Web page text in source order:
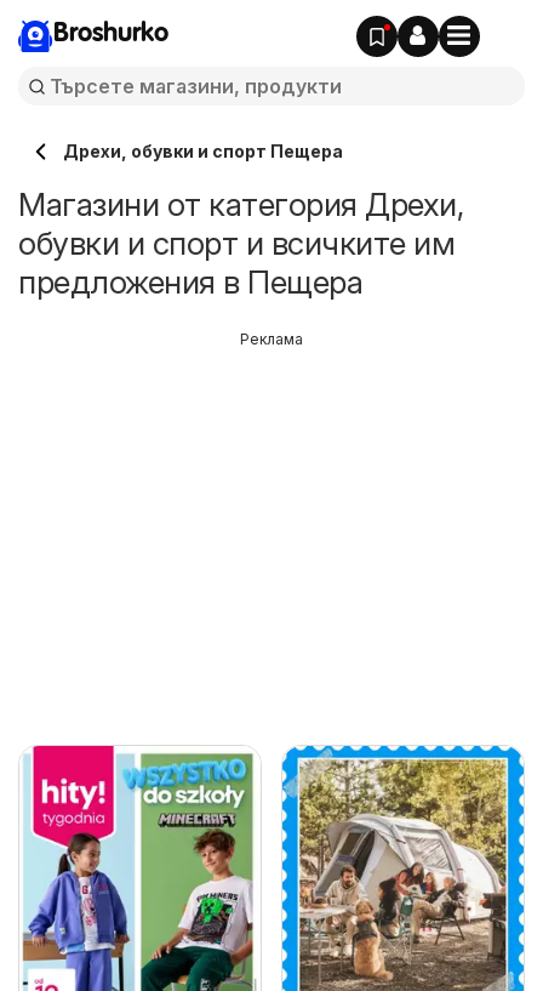
Broshurko
Дрехи, обувки и спорт Пещера
Магазини от категория Дрехи,
обувки и спорт и всичките им
предложения в Пещера
Реклама